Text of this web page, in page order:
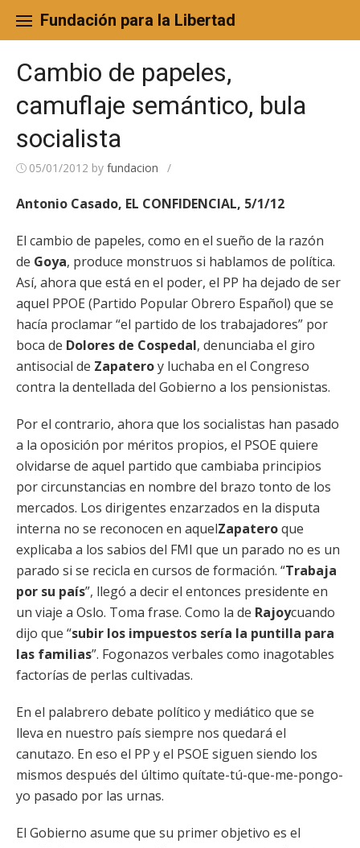
content
Fundación para la Libertad
Cambio de papeles,
camuflaje semántico, bula
socialista
05/01/2012 by fundacion /
Antonio Casado, EL CONFIDENCIAL, 5/1/12
El cambio de papeles, como en el sueño de la razón
de Goya, produce monstruos si hablamos de política.
Así, ahora que está en el poder, el PP ha dejado de ser
aquel PPOE (Partido Popular Obrero Español) que se
hacía proclamar “el partido de los trabajadores” por
boca de Dolores de Cospedal, denunciaba el giro
antisocial de Zapateroy luchaba en el Congreso
contra la dentellada del Gobierno a los pensionistas.
Por el contrario, ahora que los socialistas han pasado
a la oposición por méritos propios, el PSOE quiere
olvidarse de aquel partido que cambiaba principios
por circunstancias en nombre del brazo tonto de los
mercados. Los dirigentes enzarzados en la disputa
interna no se reconocen en aquelZapateroque
explicaba a los sabios del FMI que un parado no es un
parado si se recicla en cursos de formación. “Trabaja
por su país”, llegó a decir el entonces presidente en
un viaje a Oslo. Toma frase. Como la de Rajoycuando
dijo que “subir los impuestos sería la puntilla para
las familias”. Fogonazos verbales como inagotables
factorías de perlas cultivadas.
En el palabrero debate político y mediático que se
lleva en nuestro país siempre nos quedará el
canutazo. En eso el PP y el PSOE siguen siendo los
mismos después del último quítate-tú-que-me-pongo-
yo pasado por las urnas.
El Gobierno asume que su primer objetivo es el